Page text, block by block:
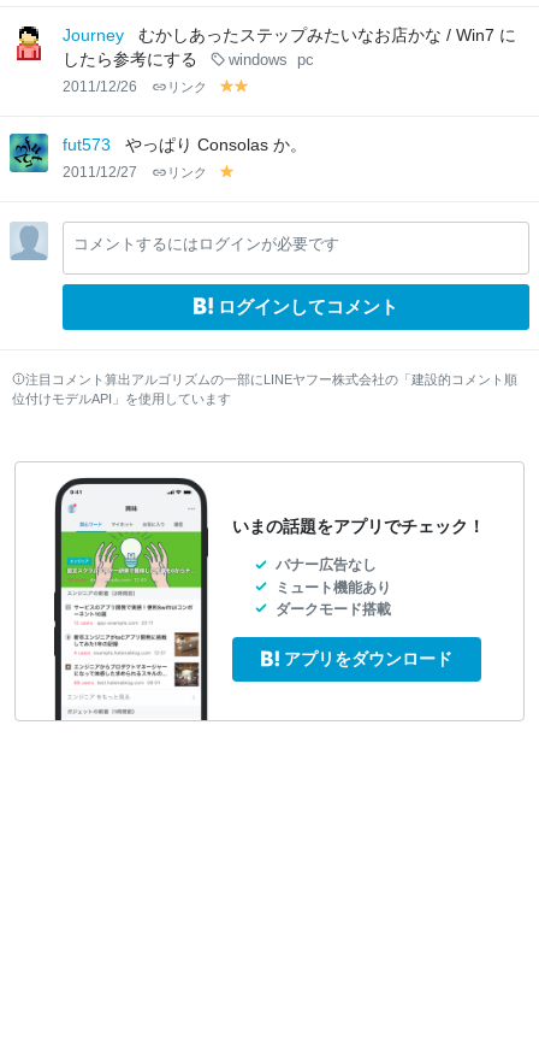
lo
w
lo
w
lo
w
lo
w
lo
w
lo
w
lo
w
Journey
むかしあったステップみたいなお店かな / Win7 に
したら参考にする
windows pc
2011/12/26 リンク
y
lo
w
lo
fut573 やっぱり Consolas か。
2011/12/27 リンク
lo
w
コメントするにはログインが必要です
ログインしてコメント
注目コメント算出アルゴリズムの一部にLINEヤフー株式会社の「建設的コメント順
位付けモデルAPI」を使用しています
いまの話題をアプリでチェック！
バナー広告なし
ミュート機能あり
ダークモード搭載
アプリをダウンロード